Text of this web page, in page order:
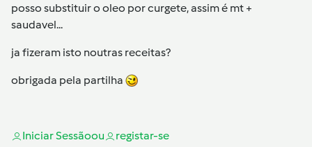
posso substituir o oleo por curgete, assim é mt +
saudavel...
ja fizeram isto noutras receitas?
obrigada pela partilha
Iniciar Sessãoou registar-se